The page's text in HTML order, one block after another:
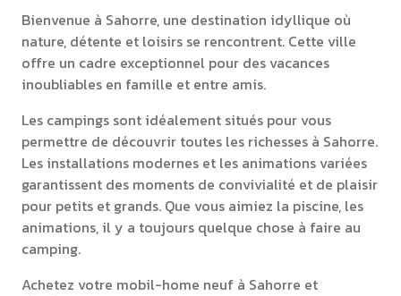
Bienvenue à Sahorre, une destination idyllique où
nature, détente et loisirs se rencontrent. Cette ville
offre un cadre exceptionnel pour des vacances
inoubliables en famille et entre amis.
Les campings sont idéalement situés pour vous
permettre de découvrir toutes les richesses à Sahorre.
Les installations modernes et les animations variées
garantissent des moments de convivialité et de plaisir
pour petits et grands. Que vous aimiez la piscine, les
animations, il y a toujours quelque chose à faire au
camping.
Achetez votre mobil-home neuf à Sahorre et